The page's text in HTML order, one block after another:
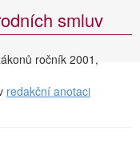
smluv
ročník 2001,
redakční anotaci